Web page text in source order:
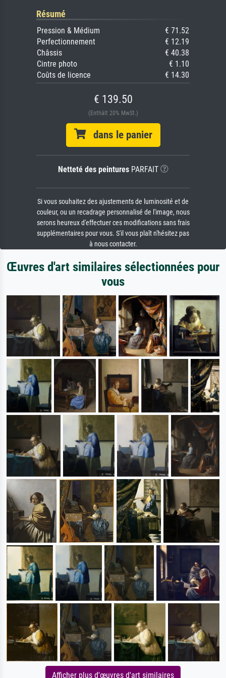
Résumé
Pression & Médium
€ 71.52
Perfectionnement
€ 12.19
Châssis
€ 40.38
Cintre photo
€ 1.10
Coûts de licence
€ 14.30
€ 139.50
(Enthält 20% MwSt.)
dans le panier
Netteté des peinturesPARFAIT
Si vous souhaitez des ajustements de luminosité et de
couleur, ou un recadrage personnalisé de l'image, nous
serons heureux d'effectuer ces modifications sans frais
supplémentaires pour vous. S'il vous plaît n'hésitez pas
à nous contacter.
Œuvres d'art similaires sélectionnées pour
vous
Afficher plus d'œuvres d'art similaires